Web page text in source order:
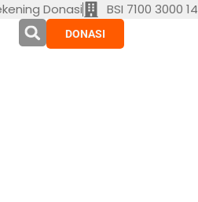
Donasi BSI 7100 3000 14
DONASI